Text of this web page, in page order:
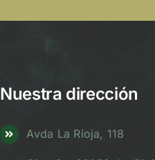
Nuestra dirección
Avda La Rioja, 118